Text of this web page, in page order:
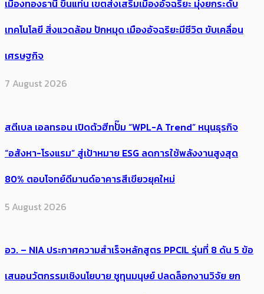
เมืองทองธานี ขึ้นแท่น เขตส่งเสริมเมืองอัจฉริยะ มุ่งยกระดับ
เทคโนโลยี สิ่งแวดล้อม ปักหมุด เมืองอัจฉริยะมีชีวิต ขับเคลื่อน
เศรษฐกิจ
7 August 2026
สตีเบล เอลทรอน เปิดตัวฮีทปั๊ม “WPL-A Trend” หนุนธุรกิจ
“อสังหา-โรงแรม” สู่เป้าหมาย ESG ลดการใช้พลังงานสูงสุด
80% ตอบโจทย์ดีมานด์อาคารสีเขียวยุคใหม่
5 August 2026
อว. – NIA ประกาศความสำเร็จหลักสูตร PPCIL รุ่นที่ 8 ดัน 5 ข้อ
เสนอนวัตกรรมเชิงนโยบาย ชูทุนมนุษย์ ปลดล็อกงานวิจัย ยก